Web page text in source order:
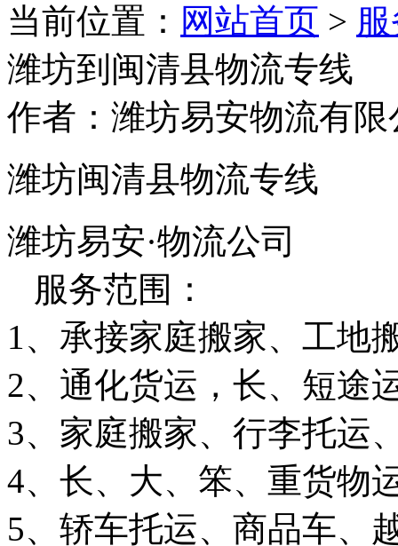
当前位置： 网站首页 >
潍坊到闽清县物流专线
作者：潍坊易安物流有限
潍坊闽清县物流专线
潍坊易安·物流公司
服务范围：
1、承接家庭搬家、工地
2、通化货运，长、短途
3、家庭搬家、行李托运
4、长、大、笨、重货物
5、轿车托运、商品车、